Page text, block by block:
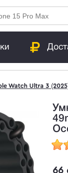
Watch Ultra 3
66